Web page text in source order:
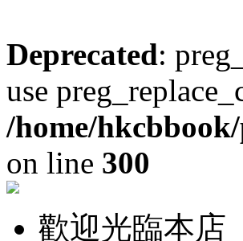
Deprecated:
use
/home/
on line 300
歡迎光臨本